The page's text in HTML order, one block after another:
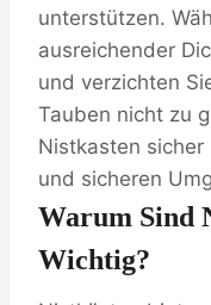
unterstützen.
ausreichender
und verzichten
Tauben nicht zu
Nistkasten
und sicheren
Warum Sind
Wichtig?